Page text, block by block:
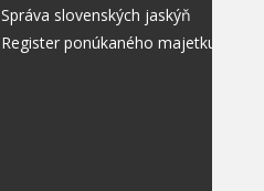
Správa slovenských jaskýň
Register ponúkaného majetku štátu